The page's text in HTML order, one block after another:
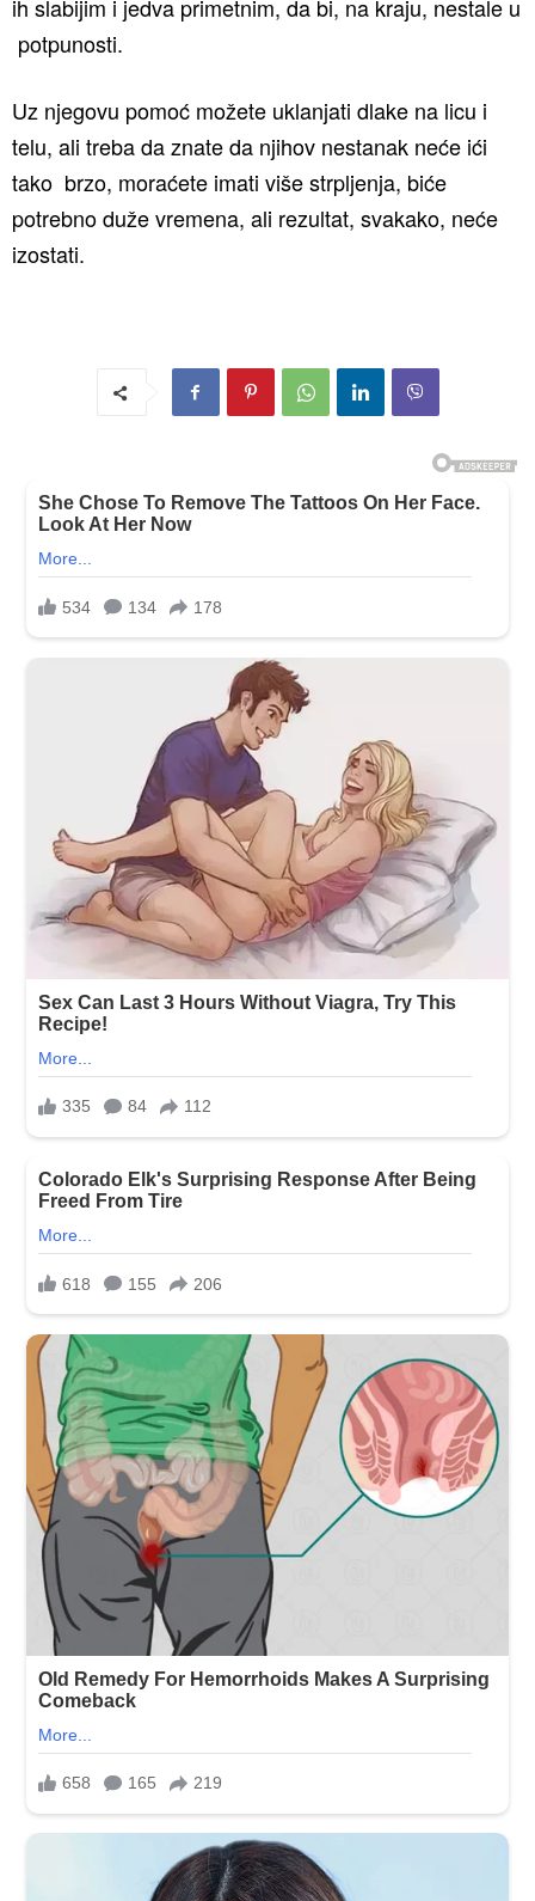
ih slabijim i jedva primetnim, da bi, na kraju, nestale u
potpunosti.
Uz njegovu pomoć možete uklanjati dlake na licu i
telu, ali treba da znate da njihov nestanak neće ići
tako brzo, moraćete imati više strpljenja, biće
potrebno duže vremena, ali rezultat, svakako, neće
izostati.